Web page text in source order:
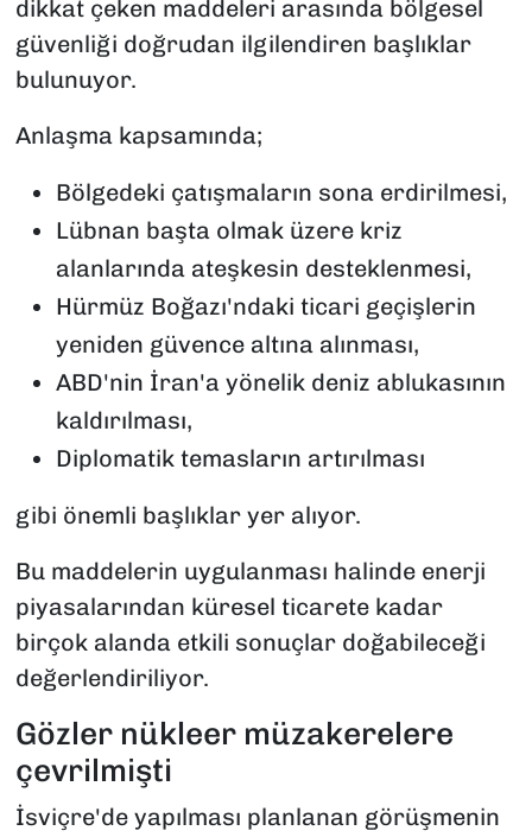
dikkat çeken maddeleri arasında bölgesel
güvenliği doğrudan ilgilendiren başlıklar
bulunuyor.
Anlaşma kapsamında;
Bölgedeki çatışmaların sona erdirilmesi,
Lübnan başta olmak üzere kriz
alanlarında ateşkesin desteklenmesi,
Hürmüz Boğazı'ndaki ticari geçişlerin
yeniden güvence altına alınması,
ABD'nin İran'a yönelik deniz ablukasının
kaldırılması,
Diplomatik temasların artırılması
gibi önemli başlıklar yer alıyor.
Bu maddelerin uygulanması halinde enerji
piyasalarından küresel ticarete kadar
birçok alanda etkili sonuçlar doğabileceği
değerlendiriliyor.
Gözler nükleer müzakerelere
çevrilmişti
İsviçre'de yapılması planlanan görüşmenin